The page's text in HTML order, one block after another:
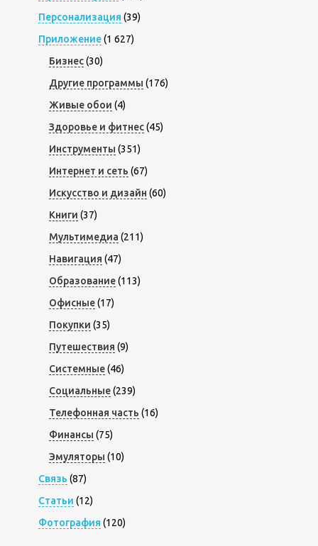
Персонализация (39)
Приложение(1 627)
Бизнес(30)
Другие программы (176)
Живые обои (4)
Здоровье и фитнес(45)
Инструменты (351)
Интернет и сеть (67)
Искусство и дизайн (60)
Книги (37)
Мультимедиа (211)
Навигация (47)
Образование(113)
Офисные(17)
Покупки (35)
Путешествия (9)
Системные(46)
Социальные(239)
Телефонная часть (16)
Финансы (75)
Эмуляторы (10)
Связь (87)
Статьи (12)
Фотография (120)